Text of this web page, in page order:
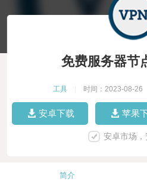
免费服务器节
工具 时间：2023-08-26
安卓下载 苹果
安卓市场
简介